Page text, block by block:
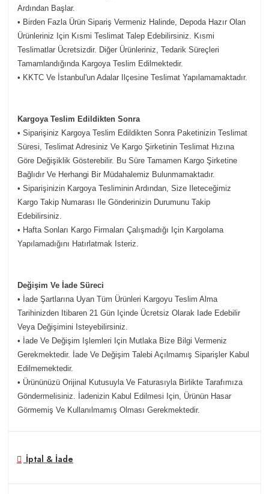
Ardından Başlar.
• Birden Fazla Ürün Sipariş Vermeniz Halinde, Depoda Hazır Olan
Ürünleriniz Için Kısmi Teslimat Talep Edebilirsiniz. Kısmi
Teslimatlar Ücretsizdir. Diğer Ürünleriniz, Tedarik Süreçleri
Tamamlandığında Kargoya Teslim Edilmektedir.
• KKTC Ve İstanbul'un Adalar Ilçesine Teslimat Yapılamamaktadır.
Kargoya Teslim Edildikten Sonra
• Siparişiniz Kargoya Teslim Edildikten Sonra Paketinizin Teslimat
Süresi, Teslimat Adresiniz Ve Kargo Şirketinin Teslimat Hızına
Göre Değişiklik Gösterebilir. Bu Süre Tamamen Kargo Şirketine
Bağlıdır Ve Herhangi Bir Müdahalemiz Bulunmamaktadır.
• Siparişinizin Kargoya Tesliminin Ardından, Size Ileteceğimiz
Kargo Takip Numarası Ile Gönderinizin Durumunu Takip
Edebilirsiniz.
• Hafta Sonları Kargo Firmaları Çalışmadığı Için Kargolama
Yapılamadığını Hatırlatmak Isteriz.
Değişim Ve İade Süreci
• İade Şartlarına Uyan Tüm Ürünleri Kargoyu Teslim Alma
Tarihinizden Itibaren 21 Gün Içinde Ücretsiz Olarak Iade Edebilir
Veya Değişimini Isteyebilirsiniz.
• İade Ve Değişim Işlemleri Için Mutlaka Bize Bilgi Vermeniz
Gerekmektedir. İade Ve Değişim Talebi Açılmamış Siparişler Kabul
Edilmemektedir.
• Ürününüzü Orijinal Kutusuyla Ve Faturasıyla Birlikte Tarafımıza
Göndermelisiniz. İadenizin Kabul Edilmesi Için, Ürünün Hasar
Görmemiş Ve Kullanılmamış Olması Gerekmektedir.
İptal & İade